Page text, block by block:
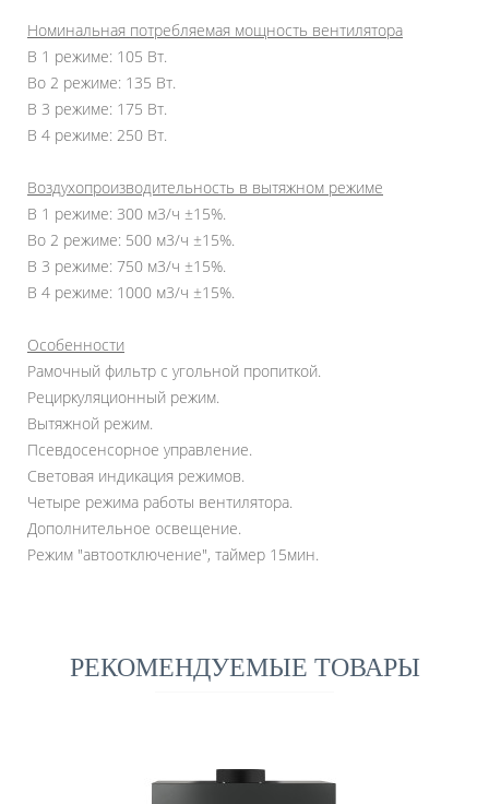
Номинальная потребляемая мощность вентилятора
В 1 режиме: 105 Вт.
Во 2 режиме: 135 Вт.
В 3 режиме: 175 Вт.
В 4 режиме: 250 Вт.
Воздухопроизводительность в вытяжном режиме
В 1 режиме: 300 м3/ч ±15%.
Во 2 режиме: 500 м3/ч ±15%.
В 3 режиме: 750 м3/ч ±15%.
В 4 режиме: 1000 м3/ч ±15%.
Особенности
Рамочный фильтр с угольной пропиткой.
Рециркуляционный режим.
Вытяжной режим.
Псевдосенсорное управление.
Световая индикация режимов.
Четыре режима работы вентилятора.
Дополнительное освещение.
Режим "автоотключение", таймер 15мин.
РЕКОМЕНДУЕМЫЕ ТОВАРЫ